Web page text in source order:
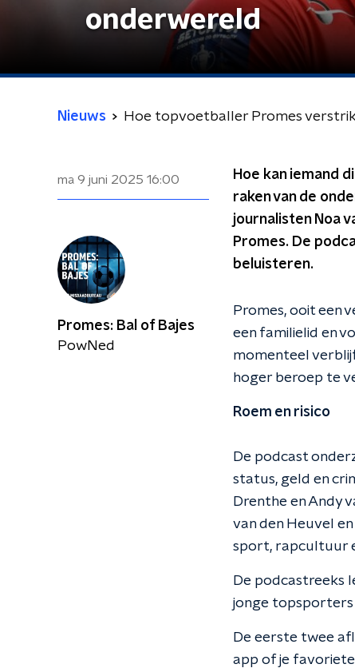
onderwereld
Nieuws Hoe topvoetballer Promes
ma 9 juni 2025 16:00
Hoe kan iemand
raken van de
journalisten Noa
Promes. De
beluisteren.
Promes, ooit een
een familielid en
momenteel
hoger beroep te
Roem en risico
De podcast
status, geld en
Drenthe en Andy
van den Heuvel
sport, rapcultuur
De podcastreeks
jonge topsporters
De eerste twee
app of je
Promes: Bal of Bajes
PowNed